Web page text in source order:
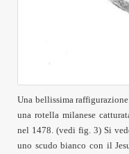
Una bellissima
una rotella milanese
nel 1478. (vedi fig.3) Si
uno scudo bianco con il